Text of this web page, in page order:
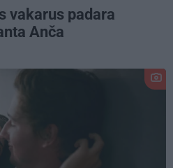
vakarus padara
Anča